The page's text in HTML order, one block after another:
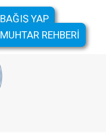
BAĞIŞ YAP
MUHTAR REHBERİ